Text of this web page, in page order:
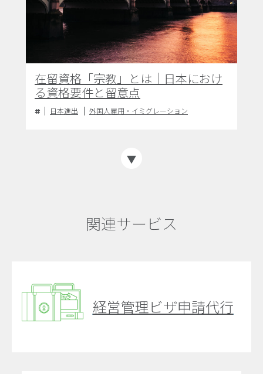
在留資格「宗教」とは｜日本におけ
る資格要件と留意点
日本進出 外国人雇用・イミグレーション
関連サービス
経営管理ビザ申請代行